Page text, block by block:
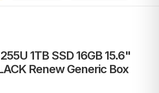
1TB SSD 16GB 15.6"
Renew Generic Box